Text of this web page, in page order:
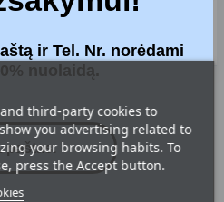
third-party cookies to
you advertising related to
your browsing habits. To
press the Accept button.
ir Tel. Nr. norėdami
nuolaidą.